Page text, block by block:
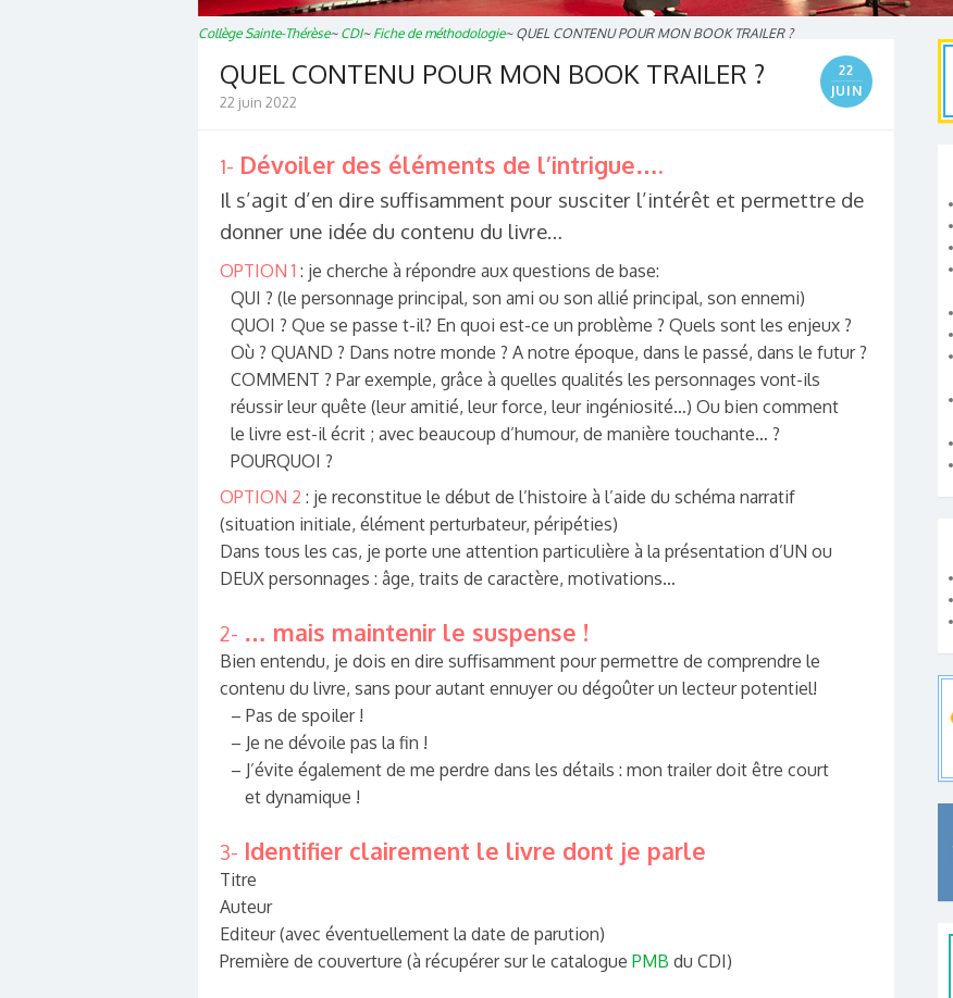
Collège Sainte-Thérèse~ CDI~ Fiche de méthodologie~ QUEL CONTENU POUR MON BOOK TRAILER ?
QUEL CONTENU POUR MON BOOK TRAILER ?
22
JUIN
22 juin 2022
1- Dévoiler des éléments de l’intrigue….
Il s’agit d’en dire suffisamment pour susciter l’intérêt et permettre de
donner une idée du contenu du livre…
OPTION 1 : je cherche à répondre aux questions de base:
QUI ? (le personnage principal, son ami ou son allié principal, son ennemi)
QUOI ? Que se passe t-il? En quoi est-ce un problème ? Quels sont les enjeux ?
Où ? QUAND ? Dans notre monde ? A notre époque, dans le passé, dans le futur ?
COMMENT ? Par exemple, grâce à quelles qualités les personnages vont-ils
réussir leur quête (leur amitié, leur force, leur ingéniosité…) Ou bien comment
le livre est-il écrit ; avec beaucoup d’humour, de manière touchante… ?
POURQUOI ?
OPTION 2 : je reconstitue le début de l’histoire à l’aide du schéma narratif
(situation initiale, élément perturbateur, péripéties)
Dans tous les cas, je porte une attention particulière à la présentation d’UN ou
DEUX personnages : âge, traits de caractère, motivations…
2- … mais maintenir le suspense !
Bien entendu, je dois en dire suffisamment pour permettre de comprendre le
contenu du livre, sans pour autant ennuyer ou dégoûter un lecteur potentiel!
– Pas de spoiler !
– Je ne dévoile pas la fin !
– J’évite également de me perdre dans les détails : mon trailer doit être court
et dynamique !
3- Identifier clairement le livre dont je parle
Titre
Auteur
Editeur (avec éventuellement la date de parution)
Première de couverture (à récupérer sur le catalogue PMB du CDI)